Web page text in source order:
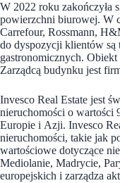
W 2022 roku zakończyła
powierzchni biurowej. W
Carrefour, Rossmann,
do dyspozycji klientów są
gastronomicznych.
Zarządcą budynku jest
Invesco Real Estate jest
nieruchomości o wartości
Europie i Azji. Invesco
nieruchomości, takie jak
wartościowe dotyczące
Mediolanie, Madrycie,
europejskich i zarządza